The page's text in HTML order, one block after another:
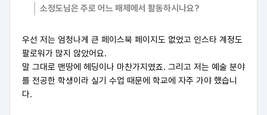
소정도님은 주로 어느 매체에서 활동하시나요?
우선 저는 엄청나게 큰 페이스북 페이지도 없었고 인스타 계정도
팔로워가 많지 않았어요.
말 그대로 맨땅에 헤딩이나 마찬가지였죠. 그리고 저는 예술 분야
를 전공한 학생이라 실기 수업 때문에 학교에 자주 가야 했습니
다.